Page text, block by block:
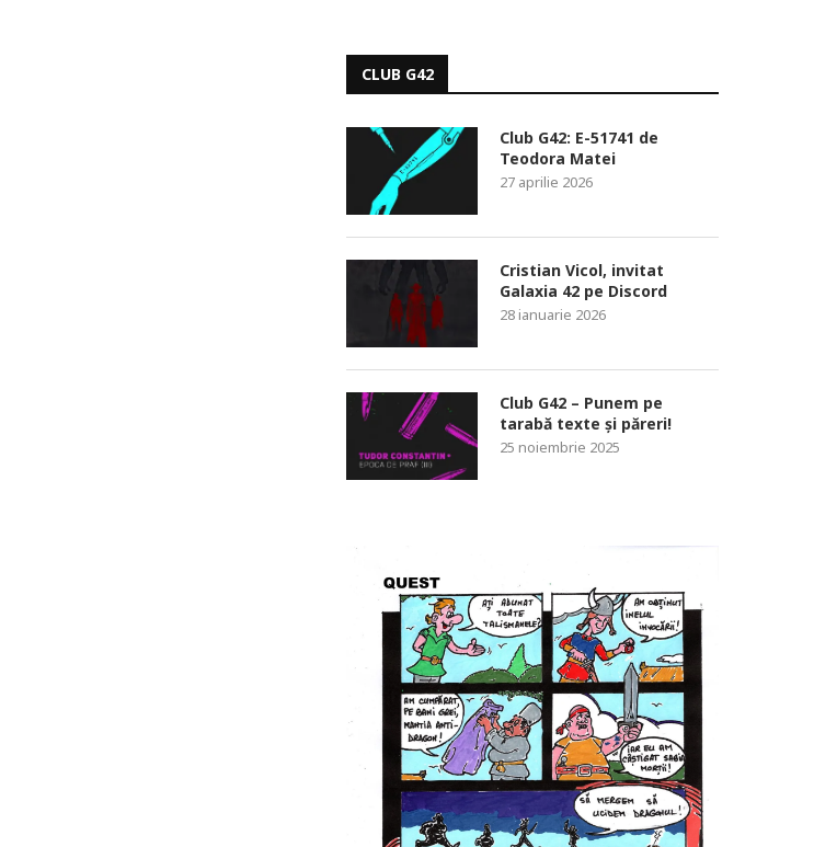
CLUB G42
Club G42: E-51741 de
Teodora Matei
27 aprilie 2026
Cristian Vicol, invitat
Galaxia 42 pe Discord
28 ianuarie 2026
Club G42 – Punem pe
tarabă texte și păreri!
25 noiembrie 2025